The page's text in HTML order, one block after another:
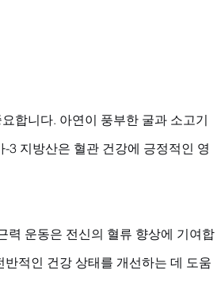
합니다. 아연이 풍부한 굴과 소고기
3 지방산은 혈관 건강에 긍정적인 영
력 운동은 전신의 혈류 향상에 기여합
적인 건강 상태를 개선하는 데 도움